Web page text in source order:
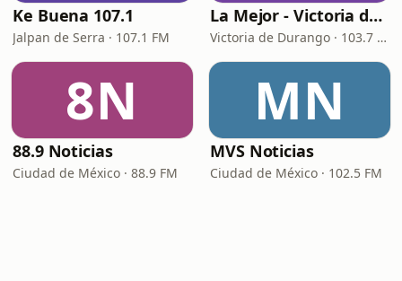
Ke Buena 107.1
Jalpan de Serra · 107.1 FM
La Mejor - Victoria de Durango
Victoria de Durango · 103.7 FM - 760 AM
8N
88.9 Noticias
Ciudad de México · 88.9 FM
MN
MVS Noticias
Ciudad de México · 102.5 FM